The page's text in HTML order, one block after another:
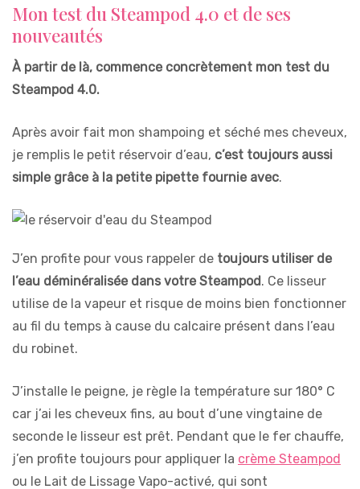
Mon test du Steampod 4.0 et de ses
nouveautés
À partir de là, commence concrètement mon test du
Steampod 4.0.
Après avoir fait mon shampoing et séché mes cheveux,
je remplis le petit réservoir d’eau, c’est toujours aussi
simple grâce à la petite pipette fournie avec.
J’en profite pour vous rappeler de toujours utiliser de
l’eau déminéralisée dans votre Steampod. Ce lisseur
utilise de la vapeur et risque de moins bien fonctionner
au fil du temps à cause du calcaire présent dans l’eau
du robinet.
J’installe le peigne, je règle la température sur 180° C
car j’ai les cheveux fins, au bout d’une vingtaine de
seconde le lisseur est prêt. Pendant que le fer chauffe,
j’en profite toujours pour appliquer la crème Steampod
ou le Lait de Lissage Vapo-activé, qui sont